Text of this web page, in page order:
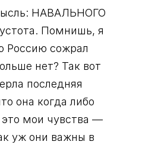
НАВАЛЬНОГО
Помнишь, я
Россию сожрал
нет? Так вот
последняя
она когда либо
это мои чувства —
уж они важны в